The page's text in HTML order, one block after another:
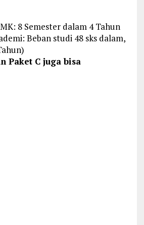
8 Semester dalam 4 Tahun
Beban studi 48 sks dalam,
Paket C juga bisa